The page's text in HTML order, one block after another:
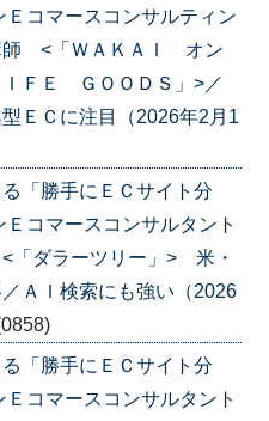
コマースコンサルティン
師 <「ＷＡＫＡＩ オン
ＦＥ ＧＯＯＤＳ」>／
ＥＣに注目（2026年2月1
「勝手にＥＣサイト分
コマースコンサルタント
ダラーツリー」> 米・
ＡＩ検索にも強い（2026
「勝手にＥＣサイト分
コマースコンサルタント